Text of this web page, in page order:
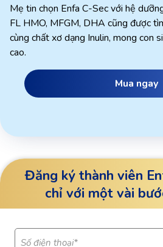
Mẹ tin chọn Enfa C-Sec với hệ
FL HMO, MFGM, DHA cũng được
cùng chất xơ dạng Inulin, mong con
cao.
Mua ngay
Đăng ký thành viên
chỉ với một vài
Số điện thoại*